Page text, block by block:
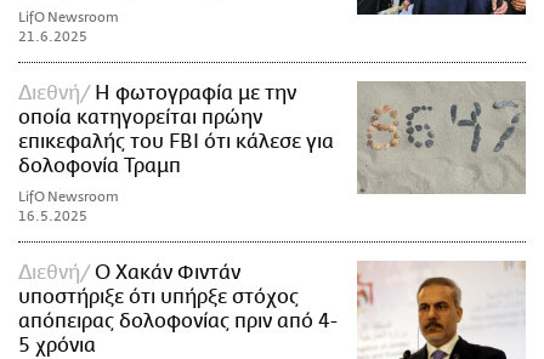
LifO Newsroom
21.6.2025
Διεθνή
Η φωτογραφία με την
οποία κατηγορείται πρώην
επικεφαλής του FBI ότι κάλεσε για
δολοφονία Τραμπ
LifO Newsroom
16.5.2025
Διεθνή
Ο Χακάν Φιντάν
υποστήριξε ότι υπήρξε στόχος
απόπειρας δολοφονίας πριν από 4-
5 χρόνια